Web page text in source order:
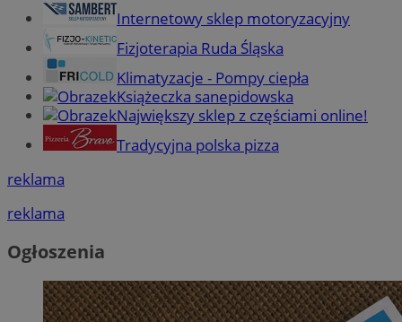
Internetowy sklep motoryzacyjny
Fizjoterapia Ruda Śląska
Klimatyzacje - Pompy ciepła
Książeczka sanepidowska
Największy sklep z częściami online!
Tradycyjna polska pizza
reklama
reklama
Ogłoszenia